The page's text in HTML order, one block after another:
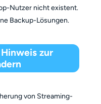
Nutzer nicht existent.
Backup-Lösungen.
zur
von Streaming-